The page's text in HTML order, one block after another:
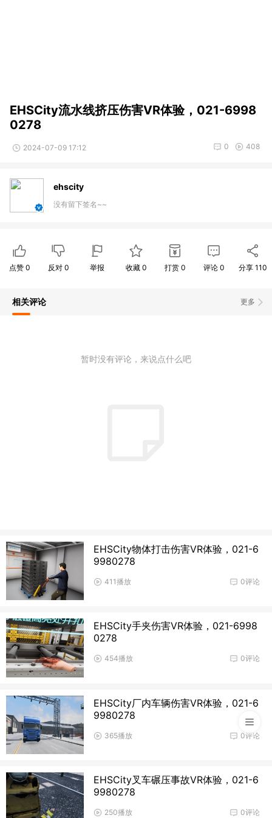
EHSCity流水线挤压伤害VR体验，021-6998
0278
2024-07-09 17:12 408
0
ehscity
没有留下签名~~
点赞 0 反对 0 举报 收藏 0 打赏 0 评论 0 分享 110
更多
相关评论
暂时没有评论，来说点什么吧
EHSCity物体打击伤害VR体验，021-6
9980278
0评论
411播放
EHSCity手夹伤害VR体验，021-6998
0278
0评论
454播放
EHSCity厂内车辆伤害VR体验，021-6
9980278
0评论
365播放
EHSCity叉车碾压事故VR体验，021-6
9980278
0评论
250播放